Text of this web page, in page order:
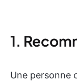
1.
Une personne